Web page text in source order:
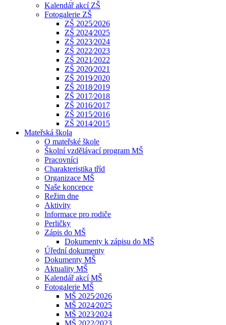
Kalendář akcí ZŠ
Fotogalerie ZŠ
ZŠ 2025⁄2026
ZŠ 2024⁄2025
ZŠ 2023⁄2024
ZŠ 2022⁄2023
ZŠ 2021⁄2022
ZŠ 2020⁄2021
ZŠ 2019⁄2020
ZŠ 2018⁄2019
ZŠ 2017⁄2018
ZŠ 2016⁄2017
ZŠ 2015⁄2016
ZŠ 2014⁄2015
Mateřská škola
O mateřské škole
Školní vzdělávací program MŠ
Pracovníci
Charakteristika tříd
Organizace MŠ
Naše koncepce
Režim dne
Aktivity
Informace pro rodiče
Perličky
Zápis do MŠ
Dokumenty k zápisu do MŠ
Úřední dokumenty
Dokumenty MŠ
Aktuality MŠ
Kalendář akcí MŠ
Fotogalerie MŠ
MŠ 2025⁄2026
MŠ 2024⁄2025
MŠ 2023⁄2024
MŠ 2022⁄2023